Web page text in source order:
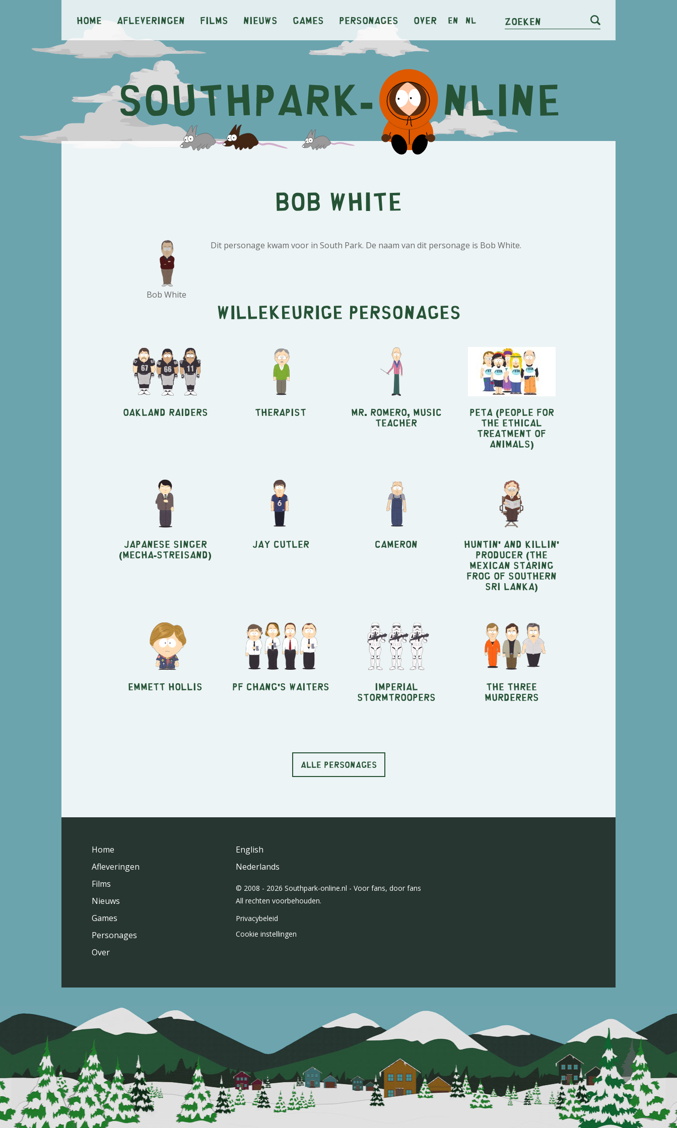
Home Afleveringen Films Nieuws Games Personages Over en nl Zoeken
Bob White
Bob White
Dit personage kwam voor in South Park. De naam van dit personage is Bob White.
Willekeurige personages
Oakland Raiders Therapist Mr. Romero, music
teacher
PETA (People for
the Ethical
Treatment of
Animals)
Japanese Singer
(Mecha-Streisand)
Jay Cutler Cameron Huntin' and Killin'
Producer (The
Mexican Staring
Frog of Southern
Sri Lanka)
Emmett Hollis Pf Chang's Waiters Imperial
Stormtroopers
The Three
Murderers
ALLE PERSONAGES
Home
Afleveringen
Films
Nieuws
Games
Personages
Over
English
Nederlands
© 2008 - 2026 Southpark-online.nl - Voor fans, door fans
All rechten voorbehouden.
Privacybeleid
Cookie instellingen